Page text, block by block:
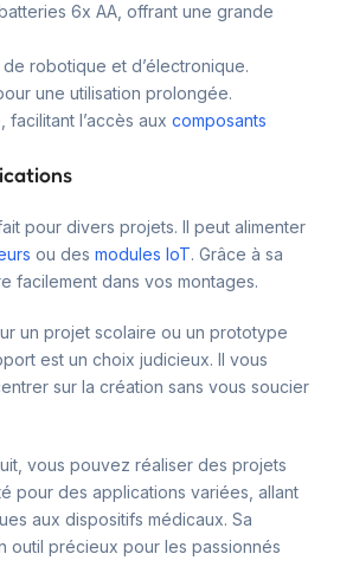
6x AA, offrant une grande
robotique et d’électronique.
une utilisation prolongée.
facilitant l’accès aux composants
pour divers projets. Il peut alimenter
ou des modules IoT. Grâce à sa
facilement dans vos montages.
un projet scolaire ou un prototype
est un choix judicieux. Il vous
sur la création sans vous soucier
vous pouvez réaliser des projets
pour des applications variées, allant
aux dispositifs médicaux. Sa
outil précieux pour les passionnés